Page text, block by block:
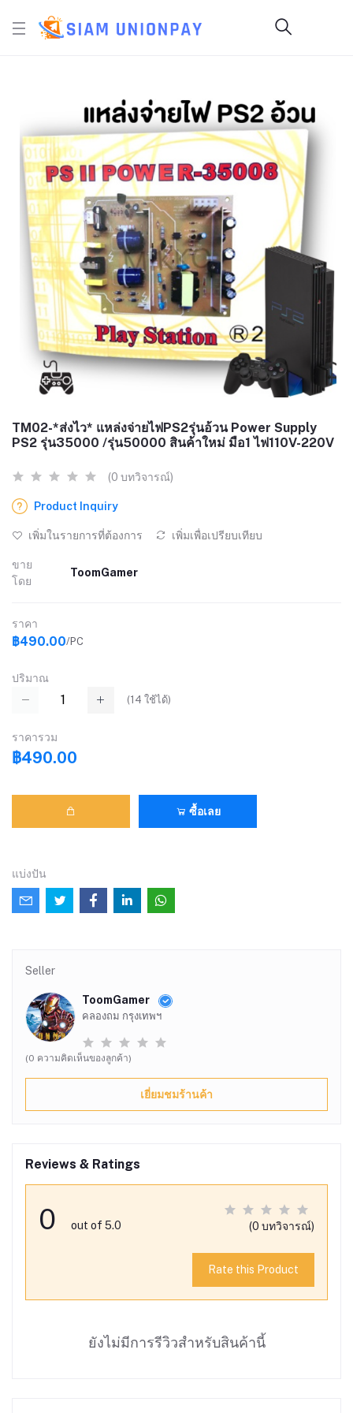
TM02-*ส่งไว* แหล่งจ่ายไฟPS2รุ่นอ้วน Power Supply
PS2 รุ่น35000 /รุ่น50000 สินค้าใหม่ มือ1 ไฟ110V-220V
(0 บทวิจารณ์)
Product Inquiry
เพิ่มในรายการที่ต้องการ เพิ่มเพื่อเปรียบเทียบ
ขาย
โดย
ToomGamer
ราคา
฿490.00/PC
ปริมาณ
(14 ใช้ได้)
ราคารวม
฿490.00
ซื้อเลย
แบ่งปัน
Seller
ToomGamer
คลองถม กรุงเทพฯ
(0 ความคิดเห็นของลูกค้า)
เยี่ยมชมร้านค้า
Reviews & Ratings
0 out of 5.0 (0 บทวิจารณ์)
Rate this Product
ยังไม่มีการรีวิวสำหรับสินค้านี้